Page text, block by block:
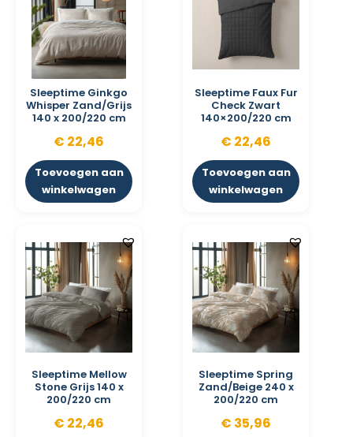
Sleeptime Ginkgo
Whisper Zand/Grijs
140 x 200/220 cm
€ 22,46
Toevoegen aan
winkelwagen
Sleeptime Faux Fur
Check Zwart
140×200/220 cm
€ 22,46
Toevoegen aan
winkelwagen
Sleeptime Mellow
Stone Grijs 140 x
200/220 cm
€ 22,46
Sleeptime Spring
Zand/Beige 240 x
200/220 cm
€ 35,96